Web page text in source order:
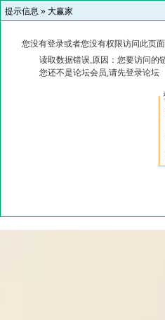
提示信息 » 大赢家
您没有登录或者您没有权限访问此页
读取数据错误,原因：您要访问的
您还不是论坛会员,请先登录论坛